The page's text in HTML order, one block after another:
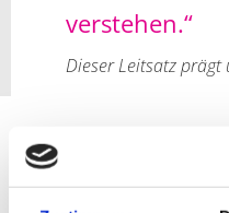
verstehen.“
Dieser Leitsatz prägt